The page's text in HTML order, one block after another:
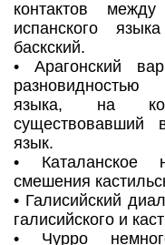
контактов между
испанского
баскский.
• Арагонский
разновидностью
языка, на
существовавший
язык.
• Каталанское
смешения
• Галисийский
галисийского и
• Чурро